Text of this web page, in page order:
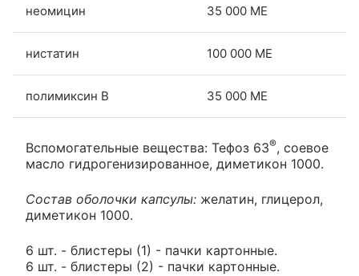
неомицин 35 000 МЕ
нистатин 100 000 МЕ
полимиксин B 35 000 МЕ
Вспомогательные вещества: Тефоз 63®, соевое
масло гидрогенизированное, диметикон 1000.
Состав оболочки капсулы: желатин, глицерол,
диметикон 1000.
6 шт. - блистеры (1) - пачки картонные.
6 шт. - блистеры (2) - пачки картонные.